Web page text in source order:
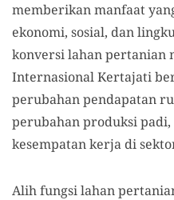
memberikan manfaat
ekonomi, sosial, dan
konversi lahan pertanian
Internasional Kertajati
perubahan pendapatan
perubahan produksi
kesempatan kerja di
Alih fungsi lahan